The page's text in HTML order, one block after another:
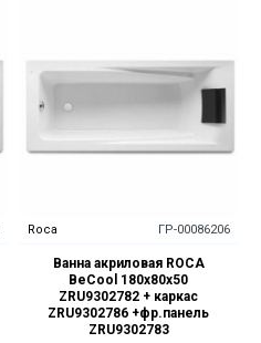
Roca ГР-00086206
Ванна акриловая ROCA
BeCool 180х80х50
ZRU9302782 + каркас
ZRU9302786 +фр.панель
ZRU9302783